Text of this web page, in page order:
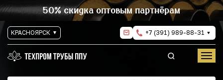
50% скидка оптовым партнёрам
КРАСНОЯРСК +7 (391) 989-88-31